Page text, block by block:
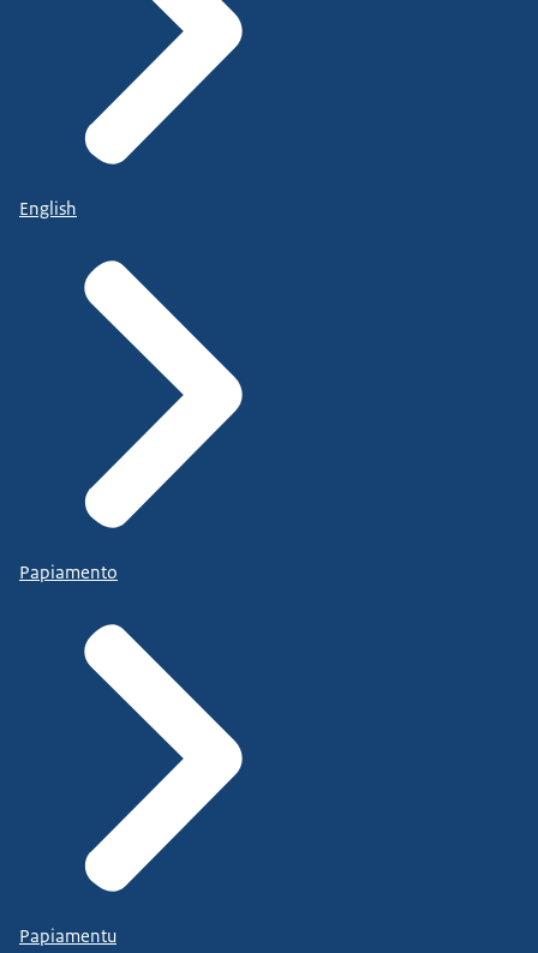
English
Papiamento
Papiamentu